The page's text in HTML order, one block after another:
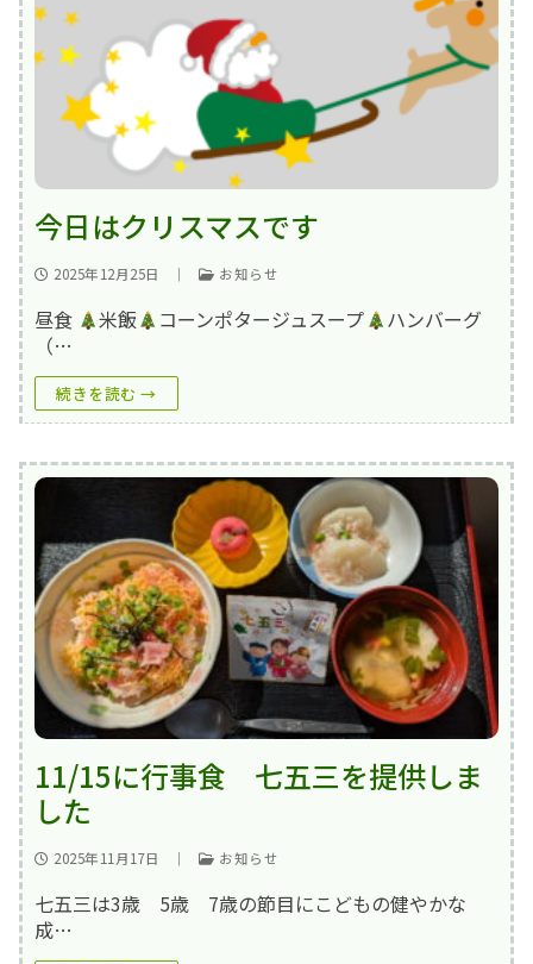
今日はクリスマスです
2025年12月25日 ｜ お知らせ
昼食 米飯 コーンポタージュスープ
ハンバーグ
（…
続きを読む →
11/15に行事食 七五三を提供しま
した
2025年11月17日 ｜ お知らせ
七五三は3歳 5歳 7歳の節目にこどもの健やかな
成…